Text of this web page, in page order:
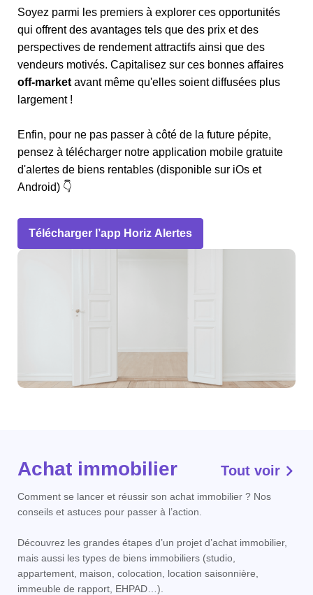
Soyez parmi les premiers à explorer ces opportunités
qui offrent des avantages tels que des prix et des
perspectives de rendement attractifs ainsi que des
vendeurs motivés. Capitalisez sur ces bonnes affaires
off-market avant même qu'elles soient diffusées plus
largement !
Enfin, pour ne pas passer à côté de la future pépite,
pensez à télécharger notre application mobile gratuite
d'alertes de biens rentables (disponible sur iOs et
Android) 👇
Télécharger l’app Horiz Alertes
Achat immobilier Tout voir
Comment se lancer et réussir son achat immobilier ? Nos
conseils et astuces pour passer à l’action.
Découvrez les grandes étapes d’un projet d’achat immobilier,
mais aussi les types de biens immobiliers (studio,
appartement, maison, colocation, location saisonnière,
immeuble de rapport, EHPAD…).